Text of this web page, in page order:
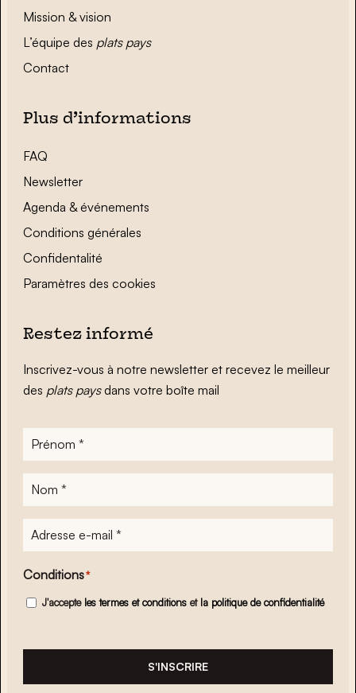
Mission & vision
L’équipe des plats pays
Contact
Plus d’informations
FAQ
Newsletter
Agenda & événements
Conditions générales
Confidentalité
Paramètres des cookies
Restez informé
Inscrivez-vous à notre newsletter et recevez le meilleur
des plats paysdans votre boîte mail
Prénom
Nom
Adresse
e-
mail*
Conditions*
J'accepte les termes et conditions et la politique de confidentialité
S'INSCRIRE